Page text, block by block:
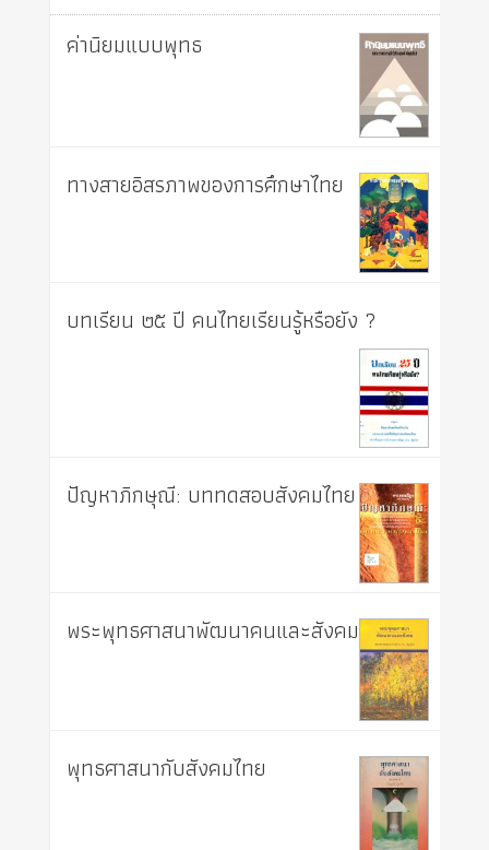
ค่านิยมแบบพุทธ
ทางสายอิสรภาพของการศึกษาไทย
บทเรียน ๒๕ ปี คนไทยเรียนรู้หรือยัง ?
ปัญหาภิกษุณี: บททดสอบสังคมไทย
พระพุทธศาสนาพัฒนาคนและสังคม
พุทธศาสนากับสังคมไทย